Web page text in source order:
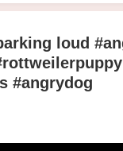
loud
#angrydog